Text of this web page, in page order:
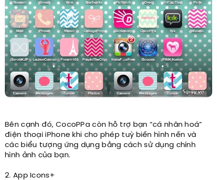
Bên cạnh đó, CocoPPa còn hỗ trợ bạn “cá nhân hoá”
điện thoại iPhone khi cho phép tuỳ biến hình nền và
các biểu tượng ứng dụng bằng cách sử dụng chính
hình ảnh của bạn.
2. App Icons+